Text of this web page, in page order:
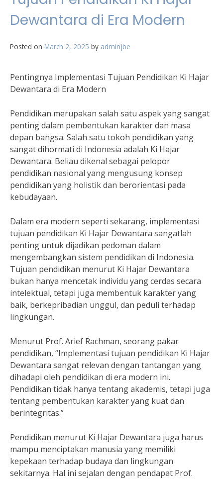
Dewantara di Era Modern
Posted on March 2, 2025 by adminjbe
Pentingnya Implementasi Tujuan Pendidikan Ki Hajar
Dewantara di Era Modern
Pendidikan merupakan salah satu aspek yang sangat
penting dalam pembentukan karakter dan masa
depan bangsa. Salah satu tokoh pendidikan yang
sangat dihormati di Indonesia adalah Ki Hajar
Dewantara. Beliau dikenal sebagai pelopor
pendidikan nasional yang mengusung konsep
pendidikan yang holistik dan berorientasi pada
kebudayaan.
Dalam era modern seperti sekarang, implementasi
tujuan pendidikan Ki Hajar Dewantara sangatlah
penting untuk dijadikan pedoman dalam
mengembangkan sistem pendidikan di Indonesia.
Tujuan pendidikan menurut Ki Hajar Dewantara
bukan hanya mencetak individu yang cerdas secara
intelektual, tetapi juga membentuk karakter yang
baik, berkepribadian unggul, dan peduli terhadap
lingkungan.
Menurut Prof. Arief Rachman, seorang pakar
pendidikan, “Implementasi tujuan pendidikan Ki Hajar
Dewantara sangat relevan dengan tantangan yang
dihadapi oleh pendidikan di era modern ini.
Pendidikan tidak hanya tentang akademis, tetapi juga
tentang pembentukan karakter yang kuat dan
berintegritas.”
Pendidikan menurut Ki Hajar Dewantara juga harus
mampu menciptakan manusia yang memiliki
kepekaan terhadap budaya dan lingkungan
sekitarnya. Hal ini sejalan dengan pendapat Prof.